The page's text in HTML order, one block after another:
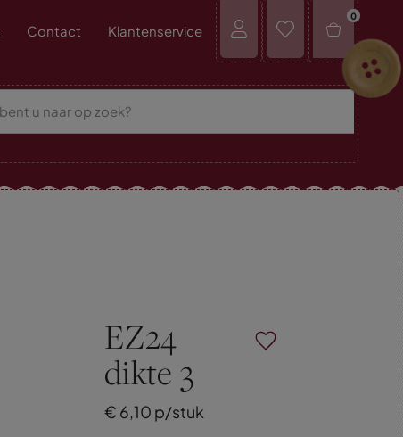
Contact Klantenservice
0
EZ24
dikte 3
€ 6,10 p/stuk